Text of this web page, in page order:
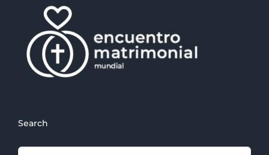
Search